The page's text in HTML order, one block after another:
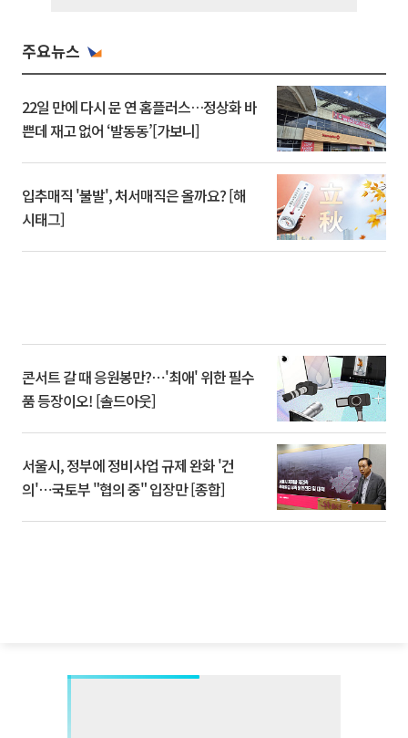
주요뉴스
22일 만에 다시 문 연 홈플러스…정상화 바
쁜데 재고 없어 ‘발동동’[가보니]
입추매직 '불발', 처서매직은 올까요? [해
시태그]
콘서트 갈 때 응원봉만?⋯'최애' 위한 필수
품 등장이오! [솔드아웃]
서울시, 정부에 정비사업 규제 완화 '건
의'⋯국토부 "협의 중" 입장만 [종합]